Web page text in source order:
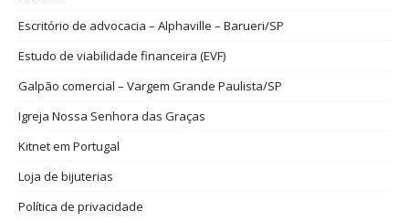
Escritório de advocacia – Alphaville – Barueri/SP
Estudo de viabilidade financeira (EVF)
Galpão comercial – Vargem Grande Paulista/SP
Igreja Nossa Senhora das Graças
Kitnet em Portugal
Loja de bijuterias
Política de privacidade